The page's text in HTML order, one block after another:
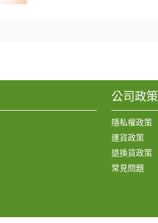
公司政策
隱私權政策
運貨政策
退換貨政策
常見問題